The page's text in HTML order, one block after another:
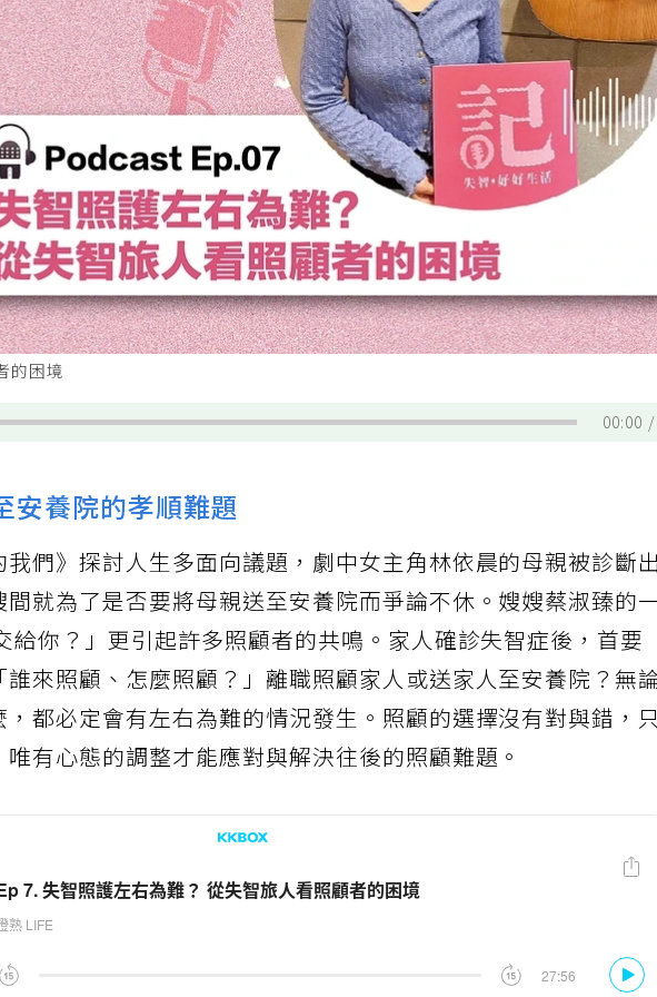
的困境
00:00
安養院的孝順難題
們》探討人生多面向議題，劇中女主角林依晨的母親被診斷出
就為了是否要將母親送至安養院而爭論不休。嫂嫂蔡淑臻的
給你？」更引起許多照顧者的共鳴。家人確診失智症後，首要
來照顧、怎麼照顧？」離職照顧家人或送家人至安養院？無
都必定會有左右為難的情況發生。照顧的選擇沒有對與錯，只
有心態的調整才能應對與解決往後的照顧難題。